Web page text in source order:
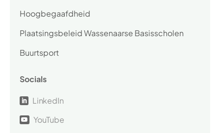
Hoogbegaafdheid
Plaatsingsbeleid Wassenaarse Basisscholen
Buurtsport
Socials
 LinkedIn
 YouTube